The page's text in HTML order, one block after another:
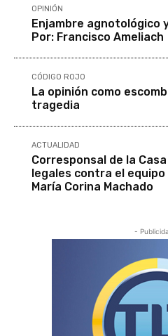
OPINIÓN
Enjambre agnotológico
Por: Francisco Ameliach
CÓDIGO ROJO
La opinión como
tragedia
ACTUALIDAD
Corresponsal de la
legales contra el
María Corina Machado
-